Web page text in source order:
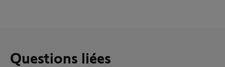
Questions liées